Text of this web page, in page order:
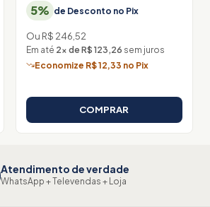
5% de Desconto no Pix
Ou R$ 246,52
Em até 2× de R$ 123,26 sem juros
Economize R$ 12,33 no Pix
COMPRAR
Atendimento de verdade
WhatsApp + Televendas + Loja